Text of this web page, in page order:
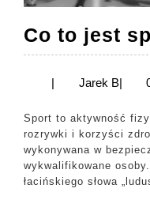
Co to jest
| Jarek BJarek
|
Sport to aktywność
rozrywki i korzyści
wykonywana w
wykwalifikowane
łacińskiego słowa